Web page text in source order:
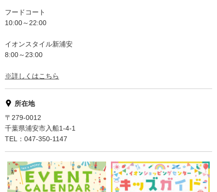
フードコート
10:00～22:00
イオンスタイル新浦安
8:00～23:00
※詳しくはこちら
所在地
〒279-0012
千葉県浦安市入船1-4-1
TEL：047-350-1147